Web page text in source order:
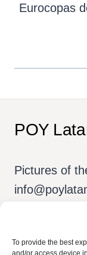
To provide the best
and/or access device
Eurocopas
POY
Pictures of